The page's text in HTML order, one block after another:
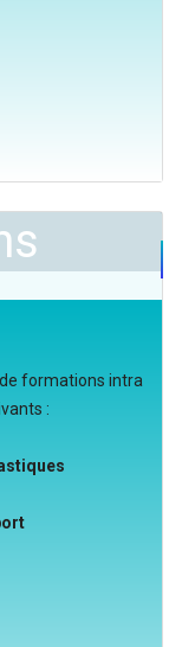
formations intra
: